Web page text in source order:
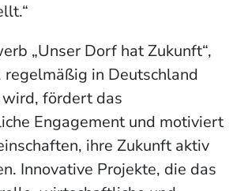
„Unser Dorf hat Zukunft“,
in Deutschland
fördert das
Engagement und motiviert
ihre Zukunft aktiv
Innovative Projekte, die das